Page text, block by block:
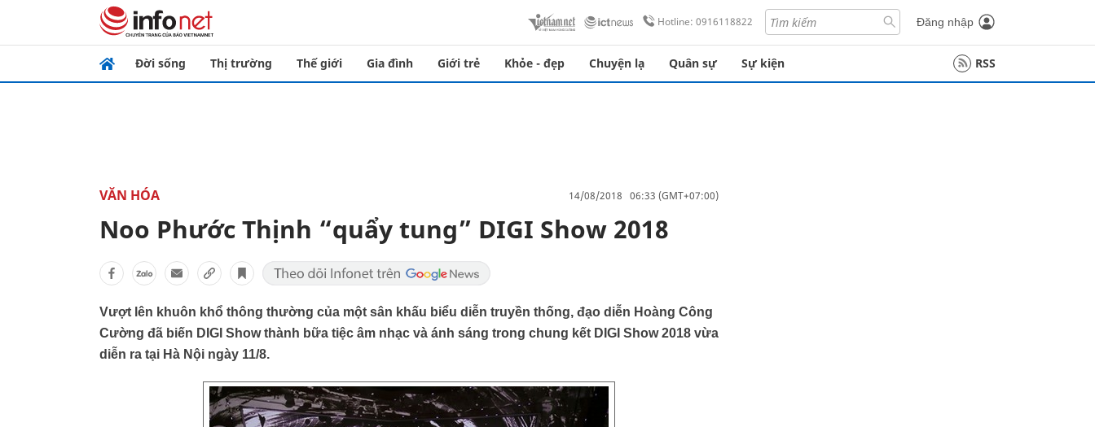
Hotline: 0916118822 Đăng nhập
Đời sống Thị trường Thế giới Gia đình Giới trẻ Khỏe - đẹp Chuyện lạ Quân sự Sự kiện RSS
VĂN HÓA 14/08/2018 06:33 (GMT+07:00)
Noo Phước Thịnh “quẩy tung” DIGI Show 2018
Vượt lên khuôn khổ thông thường của một sân khấu biểu diễn truyền thống, đạo diễn Hoàng Công
Cường đã biến DIGI Show thành bữa tiệc âm nhạc và ánh sáng trong chung kết DIGI Show 2018 vừa
diễn ra tại Hà Nội ngày 11/8.